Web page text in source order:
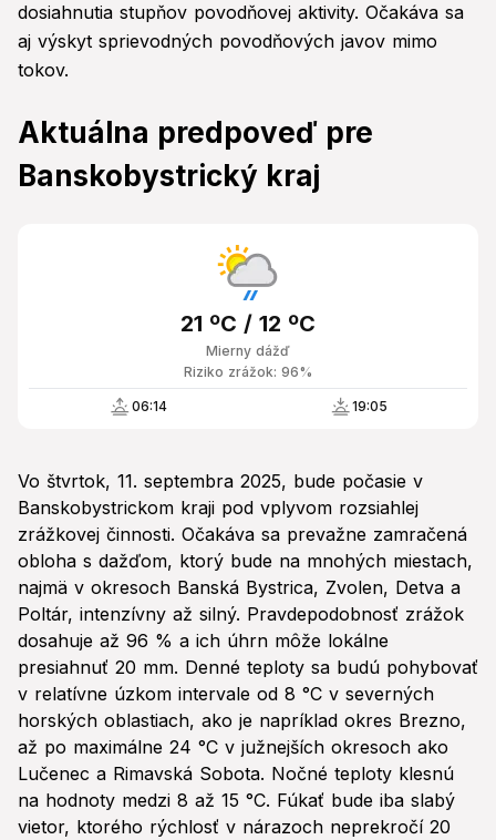
dosiahnutia stupňov povodňovej aktivity. Očakáva sa
aj výskyt sprievodných povodňových javov mimo
tokov.
Aktuálna predpoveď pre
Banskobystrický kraj
Mierny dážď
21 ºC / 12 ºC
Riziko zrážok: 96%
06:14 19:05
Vo štvrtok, 11. septembra 2025, bude počasie v
Banskobystrickom kraji pod vplyvom rozsiahlej
zrážkovej činnosti. Očakáva sa prevažne zamračená
obloha s dažďom, ktorý bude na mnohých miestach,
najmä v okresoch Banská Bystrica, Zvolen, Detva a
Poltár, intenzívny až silný. Pravdepodobnosť zrážok
dosahuje až 96 % a ich úhrn môže lokálne
presiahnuť 20 mm. Denné teploty sa budú pohybovať
v relatívne úzkom intervale od 8 °C v severných
horských oblastiach, ako je napríklad okres Brezno,
až po maximálne 24 °C v južnejších okresoch ako
Lučenec a Rimavská Sobota. Nočné teploty klesnú
na hodnoty medzi 8 až 15 °C. Fúkať bude iba slabý
vietor, ktorého rýchlosť v nárazoch neprekročí 20